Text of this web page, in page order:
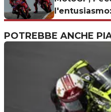
POTREBBE ANCHE